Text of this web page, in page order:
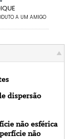
A UM AMIGO
dispersão
não esférica
não